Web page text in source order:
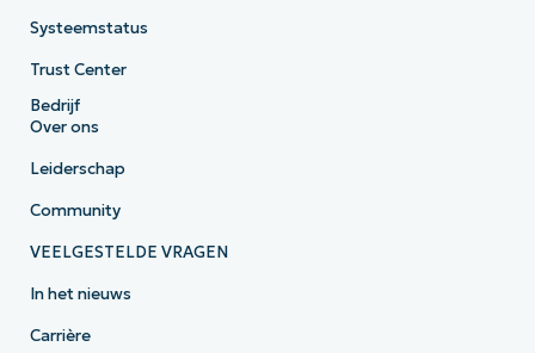
Systeemstatus
Trust Center
Bedrijf
Over ons
Leiderschap
Community
VEELGESTELDE VRAGEN
In het nieuws
Carrière